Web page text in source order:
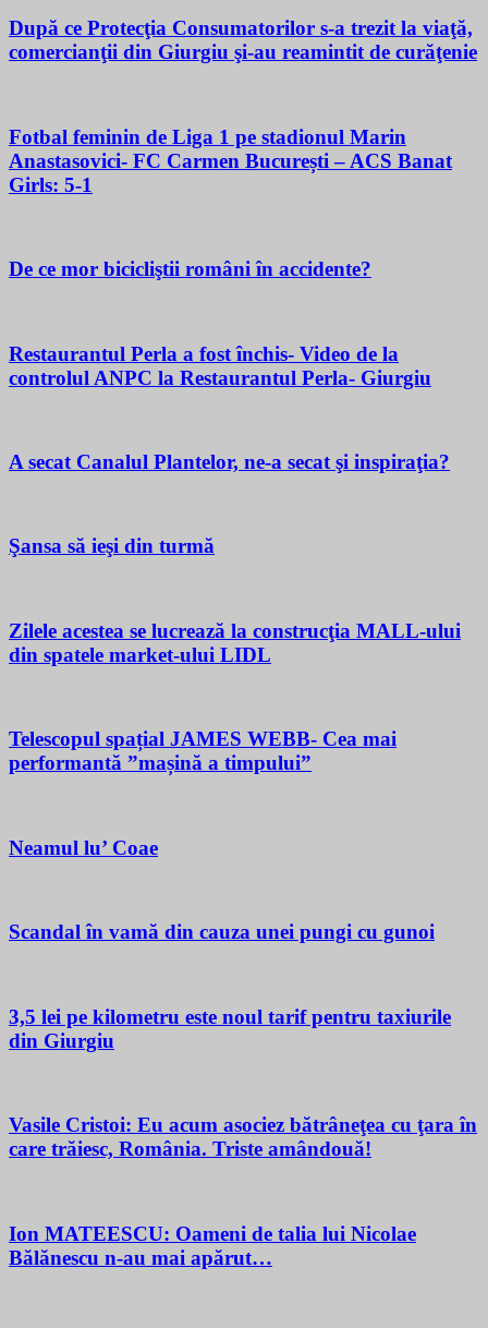
După ce Protecţia Consumatorilor s-a trezit la viaţă,
comercianţii din Giurgiu şi-au reamintit de curăţenie
Fotbal feminin de Liga 1 pe stadionul Marin
Anastasovici- FC Carmen București – ACS Banat
Girls: 5-1
De ce mor bicicliştii români în accidente?
Restaurantul Perla a fost închis- Video de la
controlul ANPC la Restaurantul Perla- Giurgiu
A secat Canalul Plantelor, ne-a secat şi inspiraţia?
Şansa să ieşi din turmă
Zilele acestea se lucrează la construcţia MALL-ului
din spatele market-ului LIDL
Telescopul spațial JAMES WEBB- Cea mai
performantă ”mașină a timpului”
Neamul lu’ Coae
Scandal în vamă din cauza unei pungi cu gunoi
3,5 lei pe kilometru este noul tarif pentru taxiurile
din Giurgiu
Vasile Cristoi: Eu acum asociez bătrâneţea cu ţara în
care trăiesc, România. Triste amândouă!
Ion MATEESCU: Oameni de talia lui Nicolae
Bălănescu n-au mai apărut…